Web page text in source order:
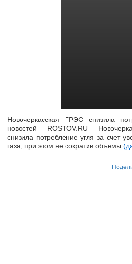
Новочеркасская ГРЭС снизила
новостей ROSTOV.RU
снизила потребление угля за счет
газа, при этом не сократив объемы